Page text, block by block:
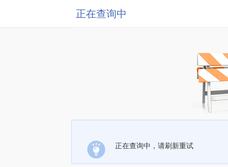
正在查询中
正在查询中，请刷新重试